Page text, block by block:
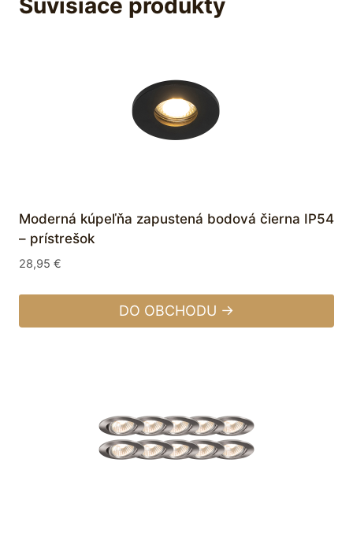
Súvisiace produkty
Moderná kúpeľňa zapustená bodová čierna IP54
– prístrešok
28,95 €
DO OBCHODU →